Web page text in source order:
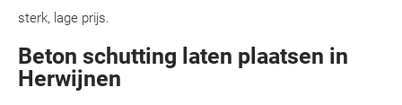
sterk, lage prijs.
Beton schutting laten plaatsen in
Herwijnen